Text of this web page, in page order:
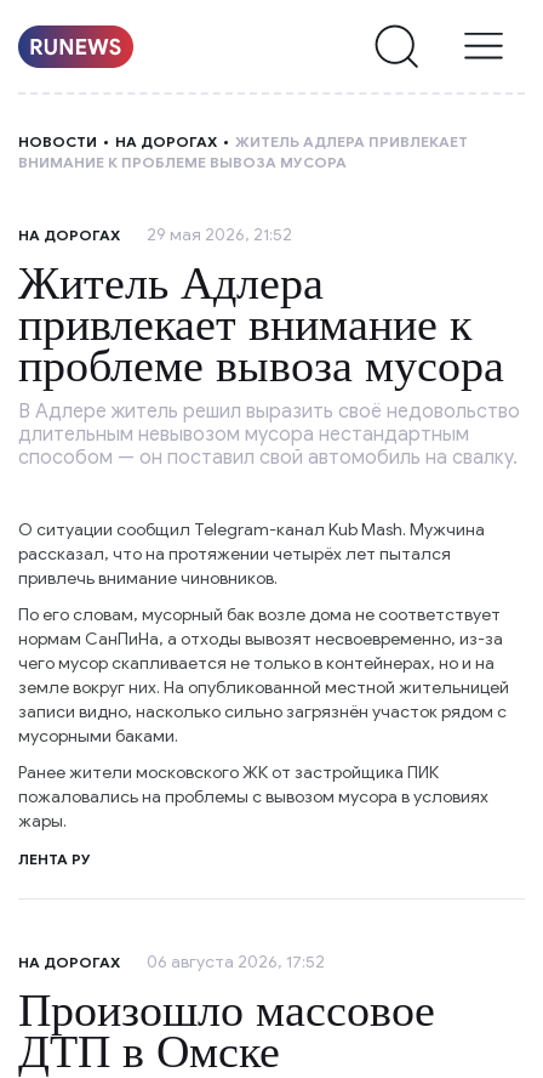
О
НАС
НОВОСТИ НА ДОРОГАХ
ЖИТЕЛЬ АДЛЕРА ПРИВЛЕКАЕТ
ВНИМАНИЕ К ПРОБЛЕМЕ ВЫВОЗА МУСОРА
НА ДОРОГАХ 29 мая 2026, 21:52
Житель Адлера
привлекает внимание к
проблеме вывоза мусора
В Адлере житель решил выразить своё недовольство
длительным невывозом мусора нестандартным
способом — он поставил свой автомобиль на свалку.
О ситуации сообщил Telegram-канал Kub Mash. Мужчина
рассказал, что на протяжении четырёх лет пытался
привлечь внимание чиновников.
По его словам, мусорный бак возле дома не соответствует
нормам СанПиНа, а отходы вывозят несвоевременно, из-за
чего мусор скапливается не только в контейнерах, но и на
земле вокруг них. На опубликованной местной жительницей
записи видно, насколько сильно загрязнён участок рядом с
мусорными баками.
Ранее жители московского ЖК от застройщика ПИК
пожаловались на проблемы с вывозом мусора в условиях
жары.
ЛЕНТА РУ
НА ДОРОГАХ 06 августа 2026, 17:52
Произошло массовое
ДТП в Омске